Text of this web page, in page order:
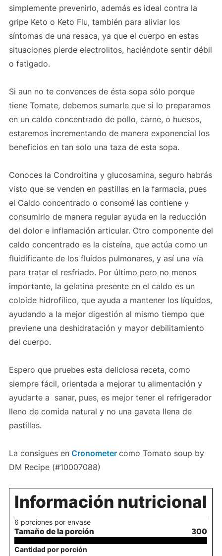
simplemente prevenirlo, además es ideal contra la
gripe Keto o Keto Flu, también para aliviar los
síntomas de una resaca, ya que el cuerpo en estas
situaciones pierde electrolitos, haciéndote sentir débil
o fatigado.
Si aun no te convences de ésta sopa sólo porque
tiene Tomate, debemos sumarle que si lo preparamos
en un caldo concentrado de pollo, carne, o huesos,
estaremos incrementando de manera exponencial los
beneficios en tan solo una taza de esta sopa.
Conoces la Condroitina y glucosamina, seguro habrás
visto que se venden en pastillas en la farmacia, pues
el Caldo concentrado o consomé las contiene y
consumirlo de manera regular ayuda en la reducción
del dolor e inflamación articular. Otro componente del
caldo concentrado es la cisteína, que actúa como un
fluidificante de los fluidos pulmonares, y así una vía
para tratar el resfriado. Por último pero no menos
importante, la gelatina presente en el caldo es un
coloide hidrofílico, que ayuda a mantener los líquidos,
ayudando a la mejor digestión al mismo tiempo que
previene una deshidratación y mayor debilitamiento
del cuerpo.
Espero que pruebes esta deliciosa receta, como
siempre fácil, orientada a mejorar tu alimentación y
ayudarte a sanar, pues, es mejor tener el refrigerador
lleno de comida natural y no una gaveta llena de
pastillas.
La consigues enCronometer como Tomato soup by
DM Recipe (#10007088)
Información nutricional
6 porciones por envase
Tamaño de la porción 300
Cantidad por porción